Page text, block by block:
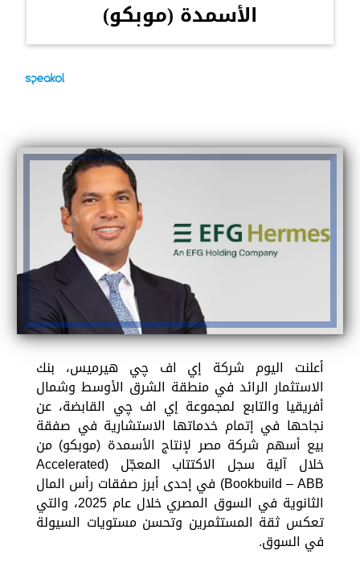
الأسمدة (موبكو)
أعلنت اليوم شركة إي اف چي هيرميس، بنك
الاستثمار الرائد في منطقة الشرق الأوسط وشمال
أفريقيا والتابع لمجموعة إي اف چي القابضة، عن
نجاحها في إتمام خدماتها الاستشارية في صفقة
بيع أسهم شركة مصر لإنتاج الأسمدة (موبكو) من
خلال آلية سجل الاكتتاب المعجّل (Accelerated
Bookbuild – ABB) في إحدى أبرز صفقات رأس المال
الثانوية في السوق المصري خلال عام 2025، والتي
تعكس ثقة المستثمرين وتحسن مستويات السيولة
في السوق.